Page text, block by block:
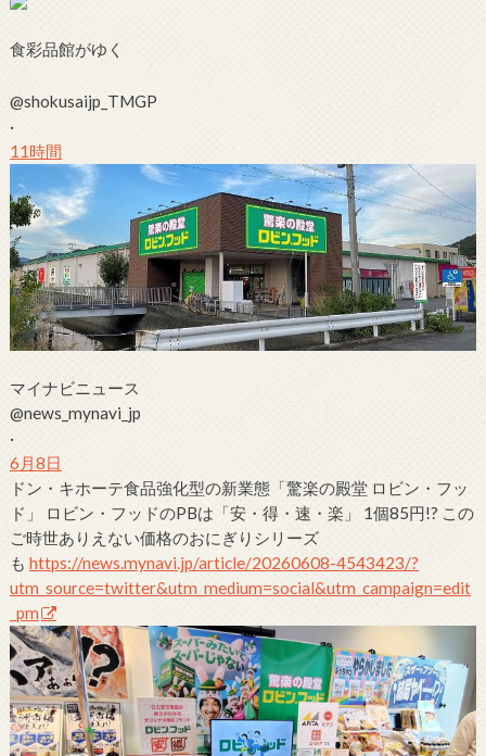
食彩品館がゆく
@shokusaijp_TMGP
·
11時間
マイナビニュース
@news_mynavi_jp
·
6月8日
ドン・キホーテ食品強化型の新業態「驚楽の殿堂 ロビン・フッ
ド 」 ロビン・フッドのPBは「安・得・速・楽」
1個85円!? この
ご時世ありえない価格のおにぎりシリーズ
も https://news.mynavi.jp/article/20260608-4543423/?
utm_source=twitter&utm_medium=social&utm_campaign=edit
_pm